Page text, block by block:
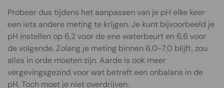
Probeer dus tijdens het aanpassen van je pH elke keer
een iets andere meting te krijgen. Je kunt bijvoorbeeld je
pH instellen op 6,2 voor de ene waterbeurt en 6,6 voor
de volgende. Zolang je meting binnen 6,0-7,0 blijft, zou
alles in orde moeten zijn. Aarde is ook meer
vergevingsgezind voor wat betreft een onbalans in de
pH. Toch moet je niet overdrijven.